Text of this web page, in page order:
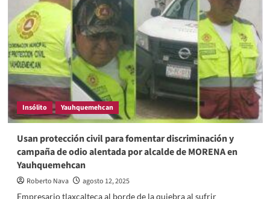
Insólito Yauhquemehcan
Usan protección civil para fomentar discriminación y
campaña de odio alentada por alcalde de MORENA en
Yauhquemehcan
Roberto Nava
agosto 12, 2025
Empresario tlaxcalteca al borde de la quiebra al sufrir